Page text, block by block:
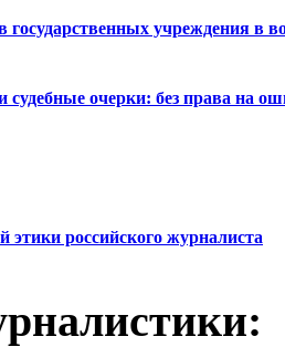
учреждения в
очерки: без права на
этики российского журналиста